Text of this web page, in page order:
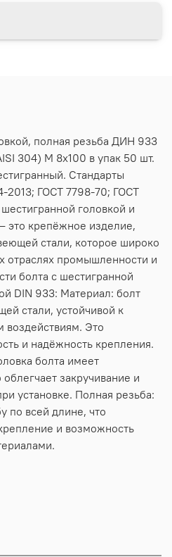
полная резьба ДИН 933
304) M 8х100 в упак 50 шт.
Стандарты
2013; ГОСТ 7798-70; ГОСТ
головкой и
это крепёжное изделие,
стали, которое широко
отраслях промышленности и
болта с шестигранной
DIN 933: Материал: болт
стали, устойчивой к
воздействиям. Это
и надёжность крепления.
болта имеет
закручивание и
установке. Полная резьба:
по всей длине, что
и возможность